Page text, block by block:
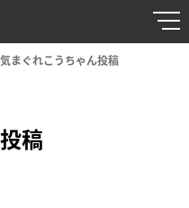
気まぐれこうちゃん投稿
稿